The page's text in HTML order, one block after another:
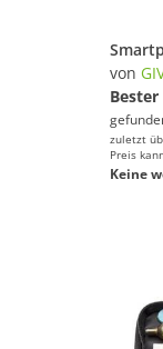
von
Bester
zuletzt
Preis
Keine